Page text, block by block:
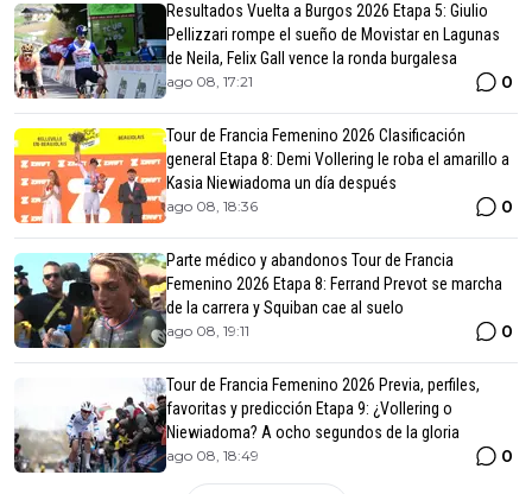
Resultados Vuelta a Burgos 2026 Etapa 5: Giulio
Pellizzari rompe el sueño de Movistar en Lagunas
de Neila, Felix Gall vence la ronda burgalesa
ago 08, 17:21 0
Tour de Francia Femenino 2026 Clasificación
general Etapa 8: Demi Vollering le roba el amarillo a
Kasia Niewiadoma un día después
ago 08, 18:36 0
Parte médico y abandonos Tour de Francia
Femenino 2026 Etapa 8: Ferrand Prevot se marcha
de la carrera y Squiban cae al suelo
ago 08, 19:11 0
Tour de Francia Femenino 2026 Previa, perfiles,
favoritas y predicción Etapa 9: ¿Vollering o
Niewiadoma? A ocho segundos de la gloria
ago 08, 18:49 0